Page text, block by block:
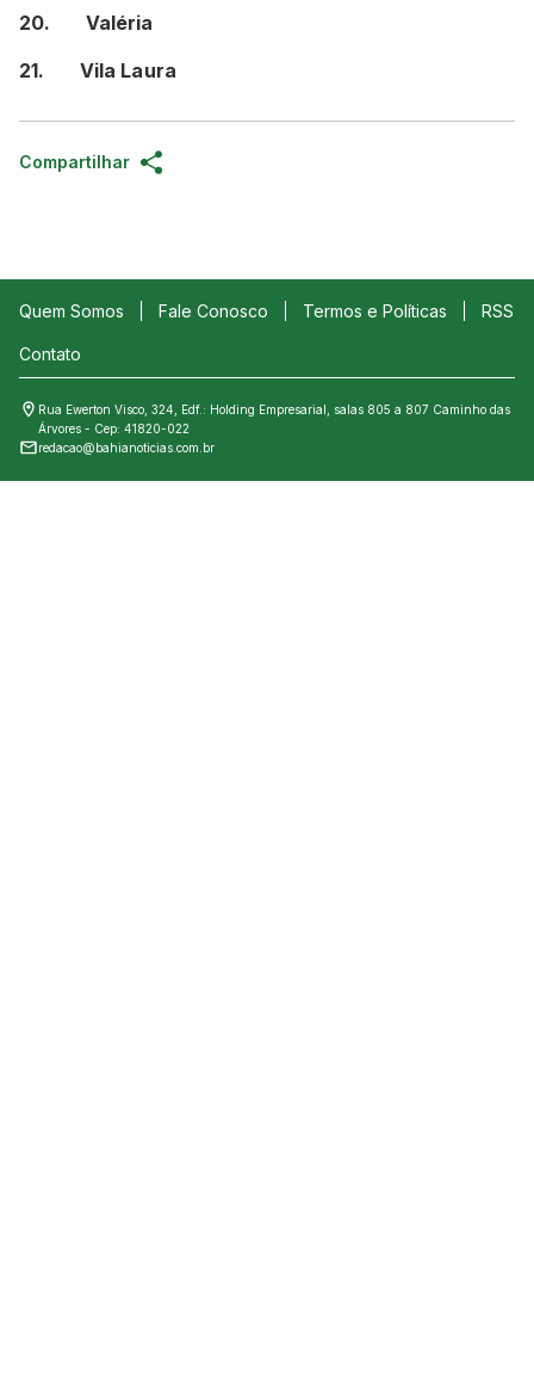
20. Valéria
21. Vila Laura
Compartilhar
Quem Somos Fale Conosco Termos e Políticas RSS
Contato
Rua Ewerton Visco, 324, Edf.: Holding Empresarial, salas 805 a 807 Caminho das
Árvores - Cep: 41820-022
redacao@bahianoticias.com.br